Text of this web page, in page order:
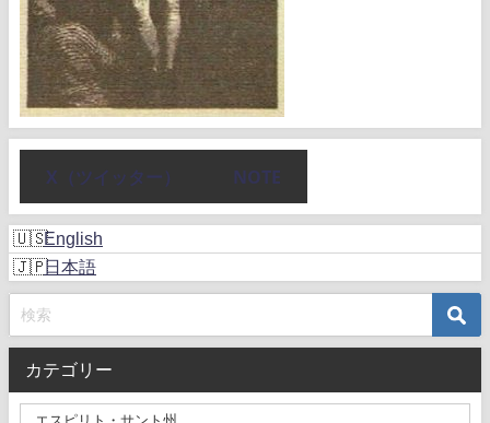
X（ツイッター） NOTE
English
日本語
カテゴリー